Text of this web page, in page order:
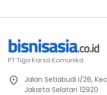
PT Tiga Karsa Komunika.
Jalan Setiabudi I/26,
Jakarta Selatan 12920